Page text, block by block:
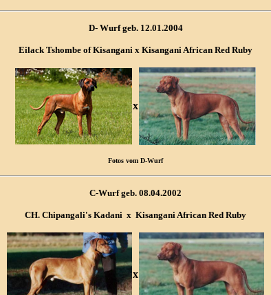
D- Wurf geb. 12.01.2004
Eilack Tshombe of Kisangani x Kisangani African Red Ruby
x
Fotos vom D-Wurf
C-Wurf geb. 08.04.2002
CH. Chipangali's Kadani x Kisangani African Red Ruby
x